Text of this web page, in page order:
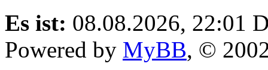
Es ist: 08.08.2026, 22:01
Powered by MyBB, ©